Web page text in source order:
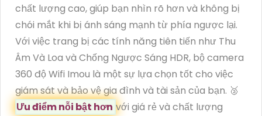
chất lượng cao, giúp bạn nhìn rõ hơn và không bị
chói mắt khi bị ánh sáng mạnh từ phía ngược lại.
Với việc trang bị các tính năng tiên tiến như Thu
Âm Và Loa và Chống Ngược Sáng HDR, bộ camera
360 độ Wifi Imou là một sự lựa chọn tốt cho việc
giám sát và bảo vệ gia đình và tài sản của bạn. ️🥈
Ưu điểm nỗi bật hơn với giá rẻ và chất lượng